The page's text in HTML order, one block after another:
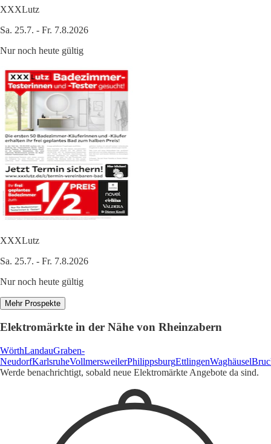
XXXLutz
Sa. 25.7. - Fr. 7.8.2026
Nur noch heute gültig
XXXLutz
Sa. 25.7. - Fr. 7.8.2026
Nur noch heute gültig
Mehr Prospekte
Elektromärkte in der Nähe von Rheinzabern
WörthLandauGraben-
NeudorfKarlsruheVollmersweilerPhilippsburgEttlingenWaghäusel
Werde benachrichtigt, sobald neue Elektromärkte Angebote da sind.